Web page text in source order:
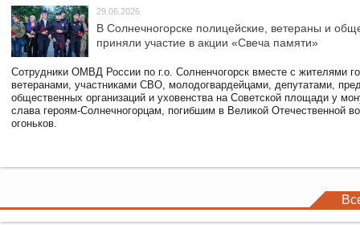
29.06.2026
В Солнечногорске полицейские, ветераны и
приняли участие в акции «Свеча памяти»
Сотрудники ОМВД России по г.о. Солненчогорск вместе с жителями
ветеранами, участниками СВО, молодогвардейцами, депутатами,
общественных организаций и уховенства на Советской площади у
слава героям-Солнечногорцам, погибшим в Великой Отечественной
огоньков.